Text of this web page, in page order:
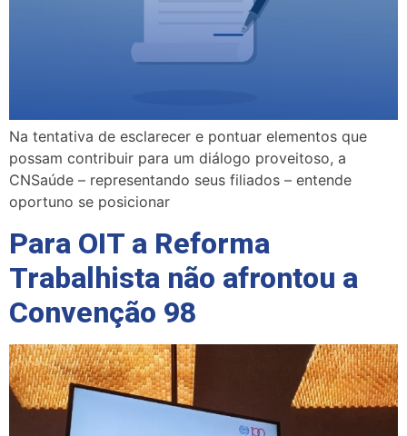
Na tentativa de esclarecer e pontuar elementos que
possam contribuir para um diálogo proveitoso, a
CNSaúde – representando seus filiados – entende
oportuno se posicionar
Para OIT a Reforma
Trabalhista não afrontou a
Convenção 98